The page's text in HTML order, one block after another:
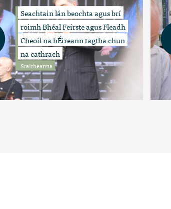
Seachtain lán beochta agus brí
roimh Bhéal Feirste agus Fleadh
Cheoil na hÉireann tagtha chun
na cathrach
Sraitheanna